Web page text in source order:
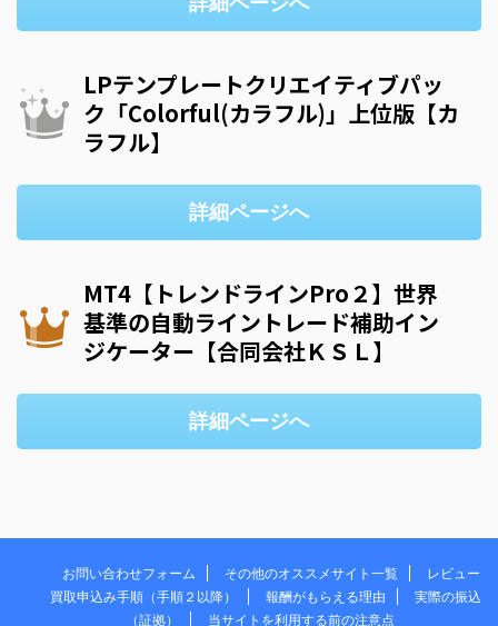
LPテンプレートクリエイティブパッ
ク「Colorful(カラフル)」上位版【カ
ラフル】
詳細ページへ
MT4【トレンドラインPro２】世界
基準の自動ライントレード補助イン
ジケーター【合同会社ＫＳＬ】
詳細ページへ
お問い合わせフォーム その他のオススメサイト一覧
レビュー
買取申込み手順（手順２以降）
報酬がもらえる理由
実際の振込
（証拠）
当サイトを利用する前の注意点